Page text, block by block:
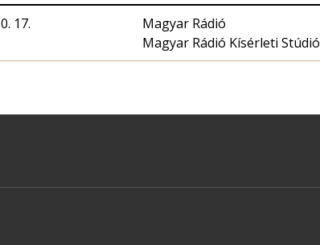
17.
Magyar Rádió
Magyar Rádió Kísérleti Stúdió